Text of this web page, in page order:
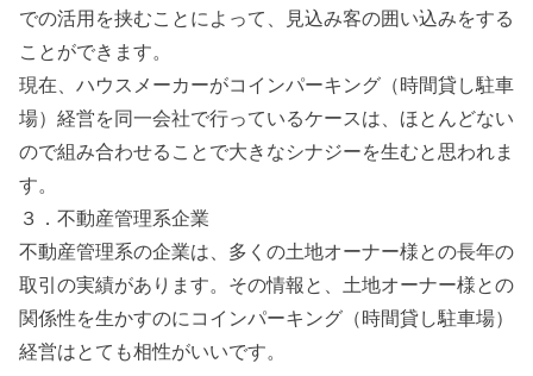
での活用を挟むことによって、見込み客の囲い込みをする
ことができます。
現在、ハウスメーカーがコインパーキング（時間貸し駐車
場）経営を同一会社で行っているケースは、ほとんどない
ので組み合わせることで大きなシナジーを生むと思われま
す。
３．不動産管理系企業
不動産管理系の企業は、多くの土地オーナー様との長年の
取引の実績があります。その情報と、土地オーナー様との
関係性を生かすのにコインパーキング（時間貸し駐車場）
経営はとても相性がいいです。